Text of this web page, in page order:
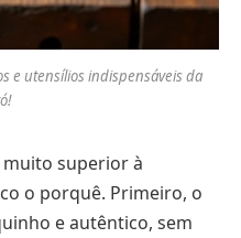
e utensílios indispensáveis da
muito superior à
o porquê. Primeiro, o
e autêntico, sem